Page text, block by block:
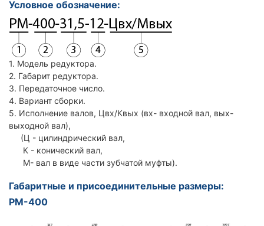
Условное обозначение:
1. Модель редуктора.
2. Габарит редуктора.
3. Передаточное число.
4. Вариант сборки.
5. Исполнение валов, Цвх/Квых (вх- входной вал, вых-
выходной вал),
(Ц - цилиндрический вал,
К - конический вал,
М- вал в виде части зубчатой муфты).
Габаритные и присоединительные размеры:
РМ-400